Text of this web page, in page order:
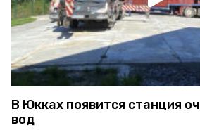
В Юкках появится станция
вод